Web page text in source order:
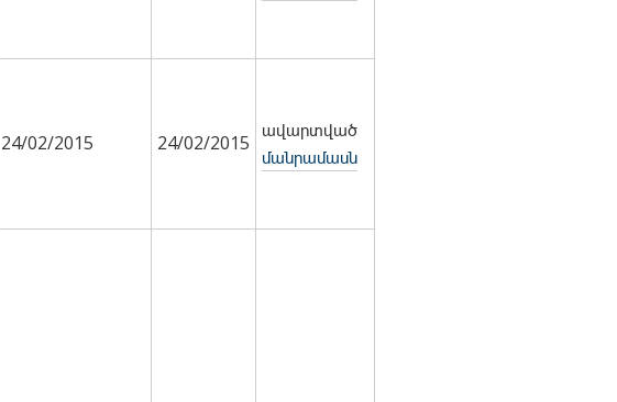
24/02/2015 24/02/2015
ավարտված
մանրամասն